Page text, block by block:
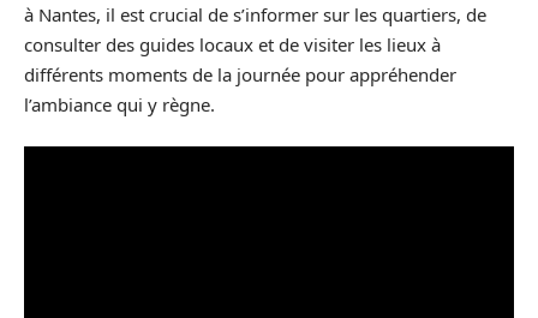
à Nantes, il est crucial de s’informer sur les quartiers, de
consulter des guides locaux et de visiter les lieux à
différents moments de la journée pour appréhender
l’ambiance qui y règne.